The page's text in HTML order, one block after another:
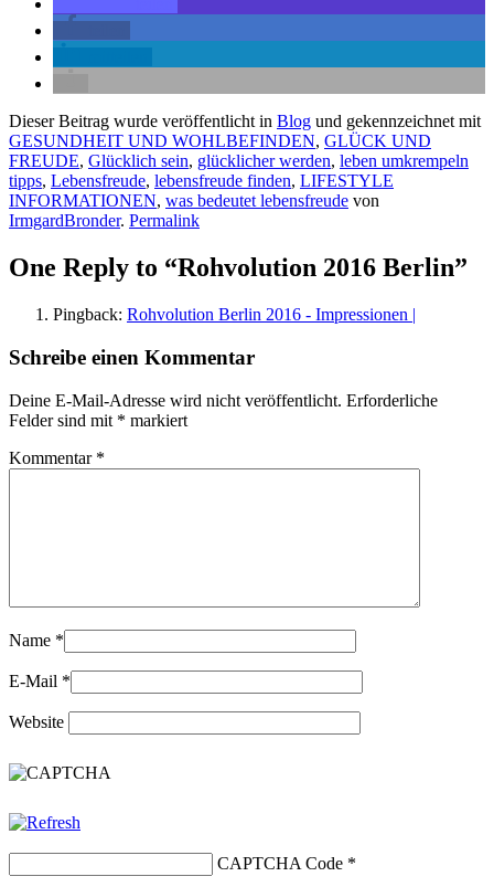
Dieser Beitrag wurde veröffentlicht in Blog und gekennzeichnet mit
GESUNDHEIT UND WOHLBEFINDEN, GLÜCK UND
FREUDE, Glücklich sein, glücklicher werden, leben umkrempeln
tipps, Lebensfreude, lebensfreude finden, LIFESTYLE
INFORMATIONEN, was bedeutet lebensfreude von
IrmgardBronder. Permalink
One Reply to “Rohvolution 2016 Berlin”
Pingback: Rohvolution Berlin 2016 - Impressionen |
Schreibe einen Kommentar
Deine E-Mail-Adresse wird nicht veröffentlicht. Erforderliche
Felder sind mit * markiert
Kommentar *
Name *
E-Mail *
Website
CAPTCHA Code *